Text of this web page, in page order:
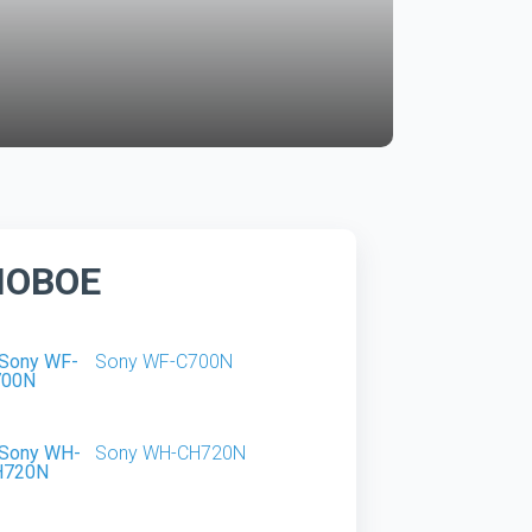
Sony WF-C700N
Sony WH-CH720N